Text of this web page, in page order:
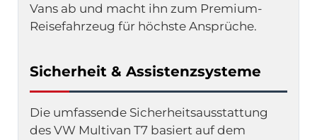
Vans ab und macht ihn zum Premium-
Reisefahrzeug für höchste Ansprüche.
Sicherheit & Assistenzsysteme
Die umfassende Sicherheitsausstattung
des VW Multivan T7 basiert auf dem